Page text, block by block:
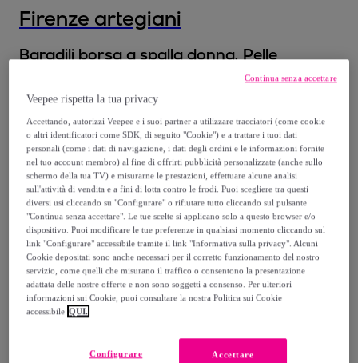
Firenze artegiani
Baradili borsa a spalla donna. Pelle
Modello: 44,5x12,5x25cm
94,99 €
239,00 €
-60%
Venduto daEMPRENDIMIENTOS URBANOS
Stanno terminando
Consegna
Veepee rispetta la tua privacy
Accettando, autorizzi Veepee e i suoi partner a utilizzare tracciatori (come cookie
o altri identificatori come SDK, di seguito "Cookie") e a trattare i tuoi dati
personali (come i dati di navigazione, i dati degli ordini e le informazioni fornite
nel tuo account membro) al fine di offrirti pubblicità personalizzate (anche sullo
schermo della tua TV) e misurarne le prestazioni, effettuare alcune analisi
sull'attività di vendita e a fini di lotta contro le frodi. Puoi scegliere tra questi
diversi usi cliccando su "Configurare" o rifiutare tutto cliccando sul pulsante
"Continua senza accettare". Le tue scelte si applicano solo a questo browser e/o
dispositivo. Puoi modificare le tue preferenze in qualsiasi momento cliccando sul
link "Configurare" accessibile tramite il link "Informativa sulla privacy". Alcuni
Cookie depositati sono anche necessari per il corretto funzionamento del nostro
servizio, come quelli che misurano il traffico o consentono la presentazione
adattata delle nostre offerte e non sono soggetti a consenso. Per ulteriori
informazioni sui Cookie, puoi consultare la nostra Politica sui Cookie
accessibile QUI.
Accettare
Configurare
Continua senza accettare